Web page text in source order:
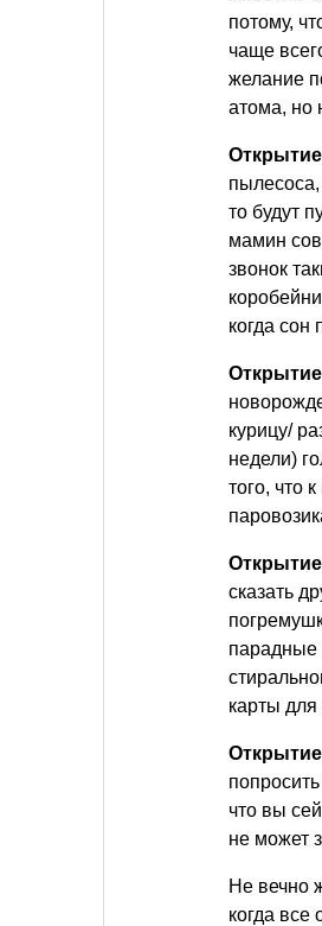
потому,
чаще
желание
атома, но
то будут
мамин
звонок
когда сон
курицу/
недели)
того, что
сказать
парадные
карты
что вы
не может
Не вечно
когда все